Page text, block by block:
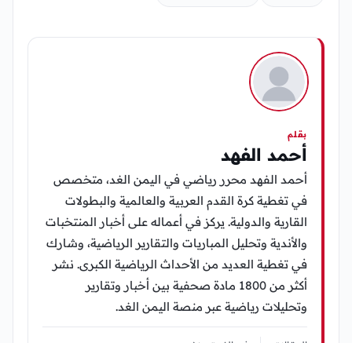
بقلم
أحمد الفهد
أحمد الفهد محرر رياضي في اليمن الغد، متخصص
في تغطية كرة القدم العربية والعالمية والبطولات
القارية والدولية. يركز في أعماله على أخبار المنتخبات
والأندية وتحليل المباريات والتقارير الرياضية، وشارك
في تغطية العديد من الأحداث الرياضية الكبرى. نشر
أكثر من 1800 مادة صحفية بين أخبار وتقارير
وتحليلات رياضية عبر منصة اليمن الغد.